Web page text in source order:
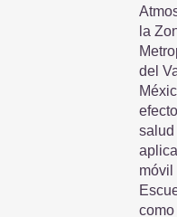
la
del
salud
móvil
como